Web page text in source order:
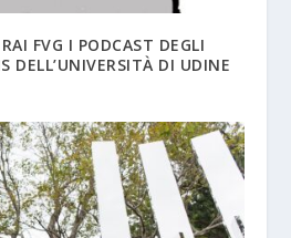
FVG I PODCAST DEGLI
DELL’UNIVERSITÀ DI UDINE